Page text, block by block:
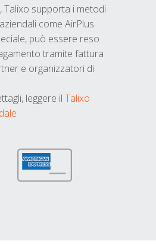
Talixo supporta i metodi
come AirPlus.
può essere reso
tramite fattura
e organizzatori di
leggere il Talixo